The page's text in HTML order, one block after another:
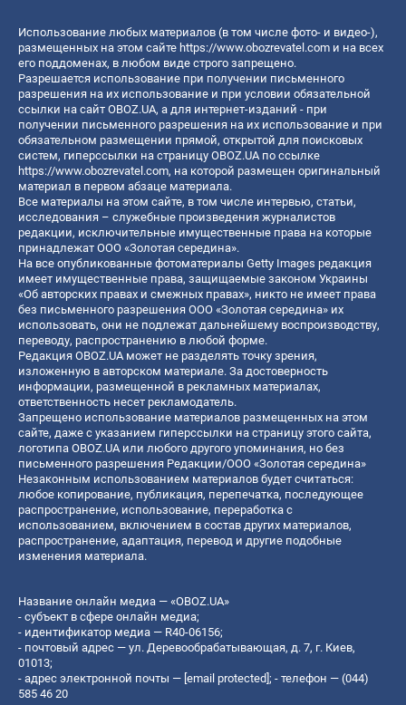
Использование любых материалов (в том числе фото- и видео-),
размещенных на этом сайте https://www.obozrevatel.com и на всех
его поддоменах, в любом виде строго запрещено.
Разрешается использование при получении письменного
разрешения на их использование и при условии обязательной
ссылки на сайт OBOZ.UA, а для интернет-изданий - при
получении письменного разрешения на их использование и при
обязательном размещении прямой, открытой для поисковых
систем, гиперссылки на страницу OBOZ.UA по ссылке
https://www.obozrevatel.com, на которой размещен оригинальный
материал в первом абзаце материала.
Все материалы на этом сайте, в том числе интервью, статьи,
исследования – служебные произведения журналистов
редакции, исключительные имущественные права на которые
принадлежат ООО «Золотая середина».
На все опубликованные фотоматериалы Getty Images редакция
имеет имущественные права, защищаемые законом Украины
«Об авторских правах и смежных правах», никто не имеет права
без письменного разрешения ООО «Золотая середина» их
использовать, они не подлежат дальнейшему воспроизводству,
переводу, распространению в любой форме.
Редакция OBOZ.UA может не разделять точку зрения,
изложенную в авторском материале. За достоверность
информации, размещенной в рекламных материалах,
ответственность несет рекламодатель.
Запрещено использование материалов размещенных на этом
сайте, даже с указанием гиперссылки на страницу этого сайта,
логотипа OBOZ.UA или любого другого упоминания, но без
письменного разрешения Редакции/ООО «Золотая середина»
Незаконным использованием материалов будет считаться:
любое копирование, публикация, перепечатка, последующее
распространение, использование, переработка с
использованием, включением в состав других материалов,
распространение, адаптация, перевод и другие подобные
изменения материала.
Название онлайн медиа — «OBOZ.UA»
- субъект в сфере онлайн медиа;
- идентификатор медиа — R40-06156;
- почтовый адрес — ул. Деревообрабатывающая, д. 7, г. Киев,
01013;
- адрес электронной почты — [email protected]; - телефон — (044)
585 46 20